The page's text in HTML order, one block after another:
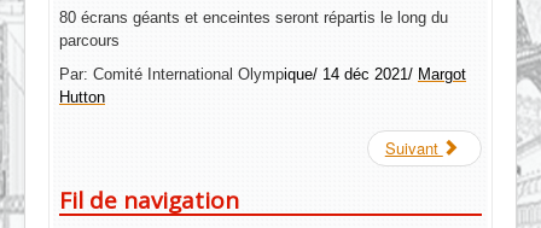
80 écrans géants et enceintes seront répartis le long du
parcours
Par: Comité International Olympique/ 14 déc 2021/ Margot
Hutton
Suivant
Fil de navigation